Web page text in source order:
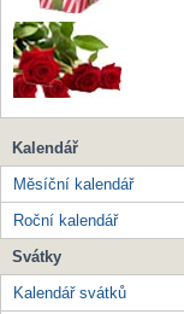
Kalendář
Měsíční kalendář
Roční kalendář
Svátky
Kalendář svátků